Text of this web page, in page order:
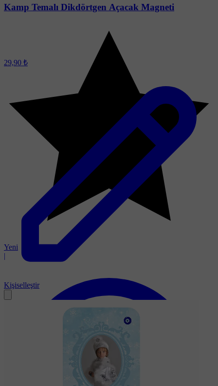
Kamp Temalı Dikdörtgen Açacak Magneti
Yeni
|
29,90 ₺
Kişiselleştir